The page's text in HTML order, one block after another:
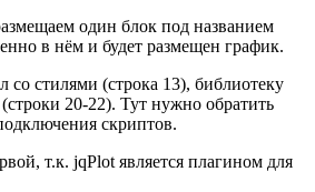
один блок под названием
в нём и будет размещен график.
со стилями (строка 13), библиотеку
(строки 20-22). Тут нужно обратить
скриптов.
т.к. jqPlot является плагином для